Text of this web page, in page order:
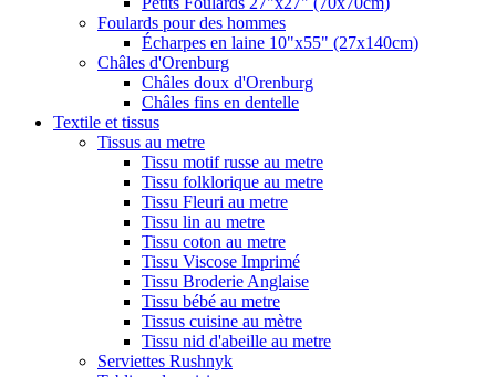
Foulards pour des hommes
Écharpes en laine 10"x55" (27x140cm)
Châles d'Orenburg
Châles doux d'Orenburg
Châles fins en dentelle
Textile et tissus
Tissus au metre
Tissu motif russe au metre
Tissu folklorique au metre
Tissu Fleuri au metre
Tissu lin au metre
Tissu coton au metre
Tissu Viscose Imprimé
Tissu Broderie Anglaise
Tissu bébé au metre
Tissus cuisine au mètre
Tissu nid d'abeille au metre
Serviettes Rushnyk